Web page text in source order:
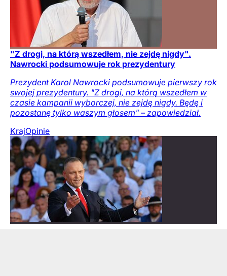
"Z drogi, na którą wszedłem, nie zejdę nigdy".
Nawrocki podsumowuje rok prezydentury
Prezydent Karol Nawrocki podsumowuje pierwszy rok
swojej prezydentury. "Z drogi, na którą wszedłem w
czasie kampanii wyborczej, nie zejdę nigdy. Będę i
pozostanę tylko waszym głosem" – zapowiedział.
KrajOpinie